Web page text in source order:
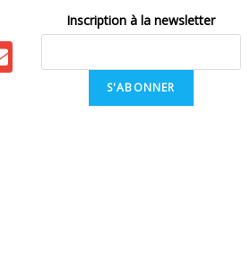
Inscription à la newsletter
S'ABONNER